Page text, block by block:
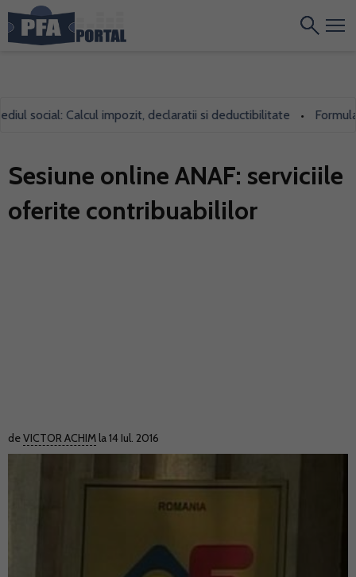
social: Calcul impozit, declaratii si deductibilitate •
Sesiune online ANAF: serviciile
oferite contribuabililor
deVICTOR ACHIM la 14 Iul. 2016